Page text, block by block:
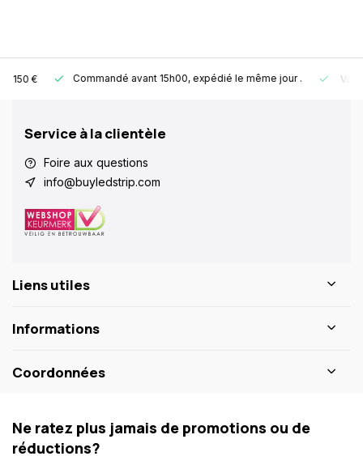
Commandé avant 15h00, expédié le même jour. Votre
Service à la clientèle
Foire aux questions
info@buyledstrip.com
Liens utiles
Informations
Coordonnées
Ne ratez plus jamais de promotions ou de
réductions?